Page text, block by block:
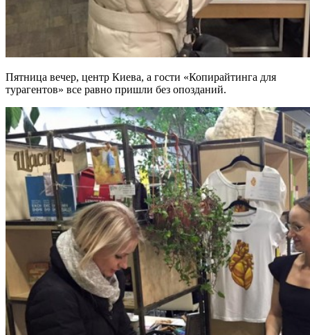
Так, будь ласка, повідомляйте мене про новини, події та
пропозиції
Підписуючись на розсилку, ви погоджуєтесь зПравилами
використання файлів cookie і передачу своїх персональних
даних*
Дізнатися більше!
Пятница вечер, центр Киева, а гости «Копирайтинга для
турагентов» все равно пришли без опозданий.